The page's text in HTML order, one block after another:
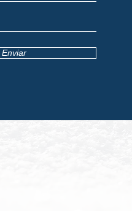
Enviar